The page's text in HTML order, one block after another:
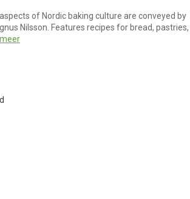
of Nordic baking culture are conveyed by
Nilsson. Features recipes for bread, pastries,